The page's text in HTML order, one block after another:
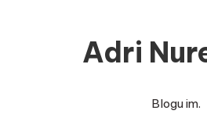
Adri
Blogu im.